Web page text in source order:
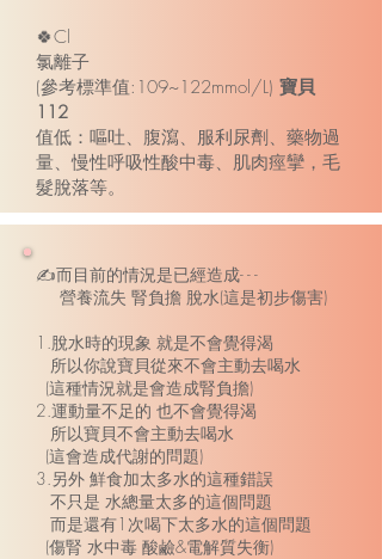
🍀Cl
氯離子
(參考標準值:109~122mmol/L) 寶貝
112
值低：嘔吐、腹瀉、服利尿劑、藥物過
量、慢性呼吸性酸中毒、肌肉痙攣，毛
髮脫落等。
✍而目前的情況是已經造成- - -
營養流失 腎負擔 脫水(這是初步傷害)
1.脫水時的現象 就是不會覺得渴
所以你說寶貝從來不會主動去喝水
(這種情況就是會造成腎負擔)
2.運動量不足的 也不會覺得渴
所以寶貝不會主動去喝水
(這會造成代謝的問題)
3.另外 鮮食加太多水的這種錯誤
不只是 水總量太多的這個問題
而是還有1次喝下太多水的這個問題
(傷腎 水中毒 酸鹼&電解質失衡)